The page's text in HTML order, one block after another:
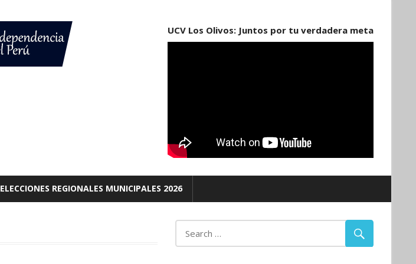
UCV Los Olivos: Juntos por tu verdadera meta
ELECCIONES REGIONALES MUNICIPALES 2026